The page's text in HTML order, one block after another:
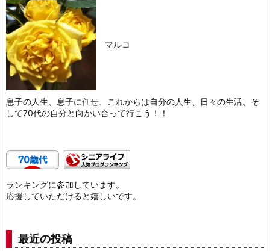
マルコ
息子の人生、息子に任せ、これからは自分の人生、日々の生活、そ
して70代の自分と向かい合って行こう！！
ランキングに参加しています。
応援していただけると嬉しいです。
最近の投稿